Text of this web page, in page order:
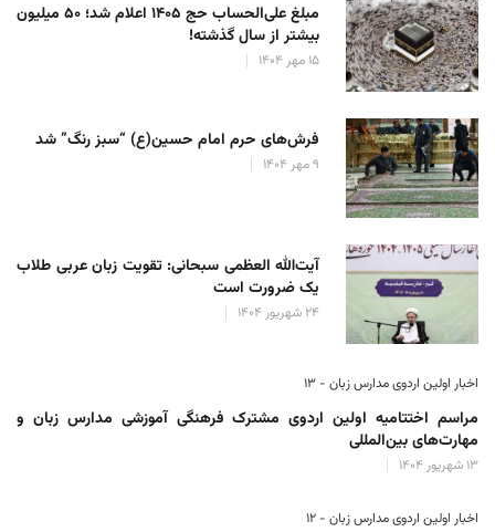
مبلغ علی‌الحساب حج ۱۴۰۵ اعلام شد؛ ۵۰ میلیون
بیشتر از سال گذشته!
۱۵ مهر ۱۴۰۴
فرش‌های حرم امام حسین(ع) “سبز رنگ” شد
۹ مهر ۱۴۰۴
آیت‌الله العظمی سبحانی: تقویت زبان عربی طلاب
یک ضرورت است
۲۴ شهریور ۱۴۰۴
اخبار اولین اردوی مدارس زبان - ۱۳
مراسم اختتامیه اولین اردوی مشترک فرهنگی آموزشی مدارس زبان و
مهارت‌های بین‌المللی
۱۳ شهریور ۱۴۰۴
اخبار اولین اردوی مدارس زبان - ۱۲